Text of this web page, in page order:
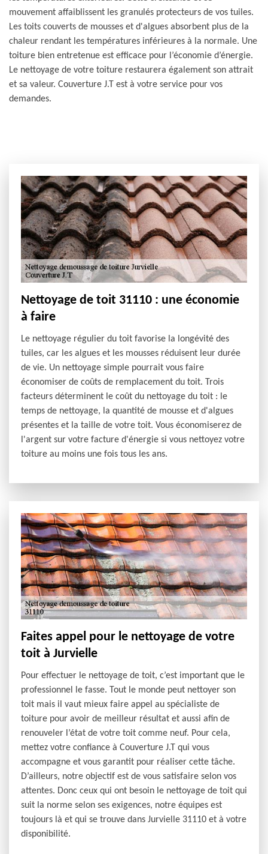
mouvement affaiblissent les granulés protecteurs de vos tuiles.
Les toits couverts de mousses et d'algues absorbent plus de la
chaleur rendant les températures inférieures à la normale. Une
toiture bien entretenue est efficace pour l’économie d’énergie.
Le nettoyage de votre toiture restaurera également son attrait
et sa valeur. Couverture J.T est à votre service pour vos
demandes.
Nettoyage de toit 31110 : une économie
à faire
Le nettoyage régulier du toit favorise la longévité des
tuiles, car les algues et les mousses réduisent leur durée
de vie. Un nettoyage simple pourrait vous faire
économiser de coûts de remplacement du toit. Trois
facteurs déterminent le coût du nettoyage du toit : le
temps de nettoyage, la quantité de mousse et d'algues
présentes et la taille de votre toit. Vous économiserez de
l'argent sur votre facture d'énergie si vous nettoyez votre
toiture au moins une fois tous les ans.
Faites appel pour le nettoyage de votre
toit à Jurvielle
Pour effectuer le nettoyage de toit, c’est important que le
professionnel le fasse. Tout le monde peut nettoyer son
toit mais il vaut mieux faire appel au spécialiste de
toiture pour avoir de meilleur résultat et aussi afin de
renouveler l’état de votre toit comme neuf. Pour cela,
mettez votre confiance à Couverture J.T qui vous
accompagne et vous garantit pour réaliser cette tâche.
D’ailleurs, notre objectif est de vous satisfaire selon vos
attentes. Donc ceux qui ont besoin le nettoyage de toit qui
suit la norme selon ses exigences, notre équipes est
toujours là et qui se trouve dans Jurvielle 31110 et à votre
disponibilité.